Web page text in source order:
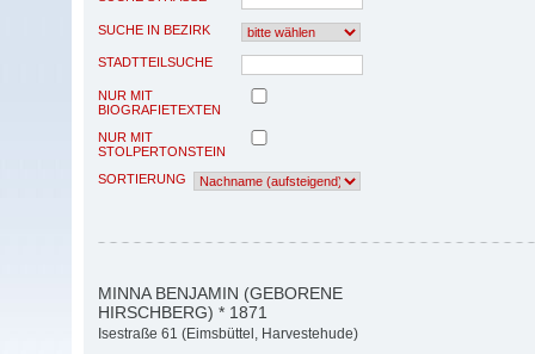
SUCHE IN BEZIRK
STADTTEILSUCHE
NUR MIT
BIOGRAFIETEXTEN
NUR MIT
STOLPERTONSTEIN
SORTIERUNG
MINNA BENJAMIN (GEBORENE
HIRSCHBERG) * 1871
Isestraße 61 (Eimsbüttel, Harvestehude)